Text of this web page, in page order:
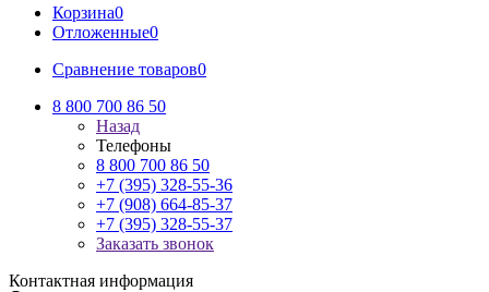
Корзина0
Отложенные0
Сравнение товаров0
8 800 700 86 50
Назад
Телефоны
8 800 700 86 50
+7 (395) 328-55-36
+7 (908) 664-85-37
+7 (395) 328-55-37
Заказать звонок
Контактная информация